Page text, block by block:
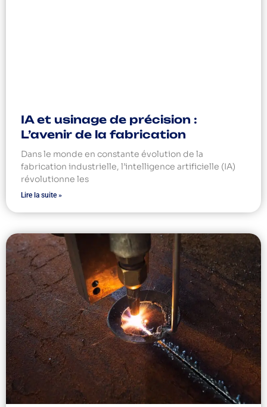
IA et usinage de précision :
L’avenir de la fabrication
Dans le monde en constante évolution de la
fabrication industrielle, l’intelligence artificielle (IA)
révolutionne les
Lire la suite »